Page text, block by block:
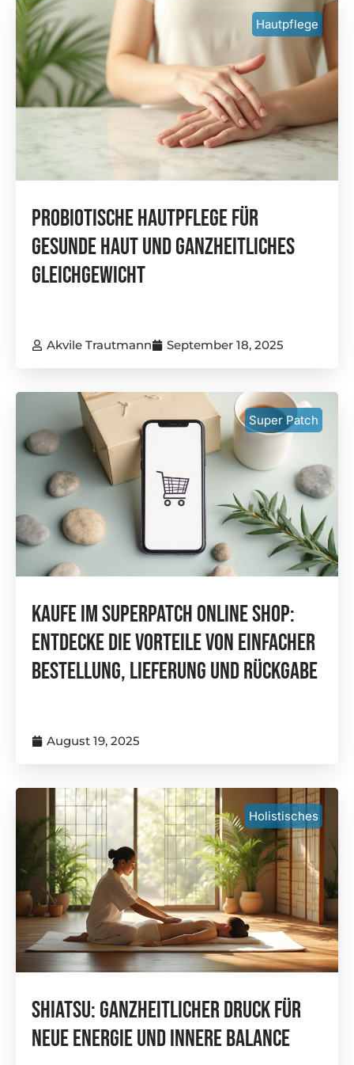
Hautpflege
Probiotische Hautpflege Für
Gesunde Haut Und Ganzheitliches
Gleichgewicht
Akvile Trautmann September 18, 2025
Super Patch
Kaufe Im Superpatch Online Shop:
Entdecke Die Vorteile Von Einfacher
Bestellung, Lieferung Und Rückgabe
August 19, 2025
Holistisches
Shiatsu: Ganzheitlicher Druck Für
Neue Energie Und Innere Balance